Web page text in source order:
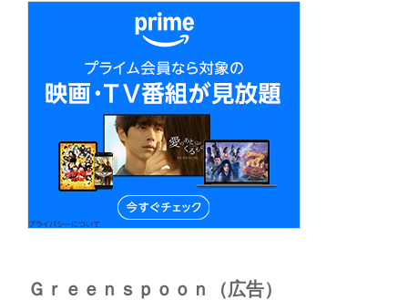
Ｇｒｅｅｎｓｐｏｏｎ（広告）